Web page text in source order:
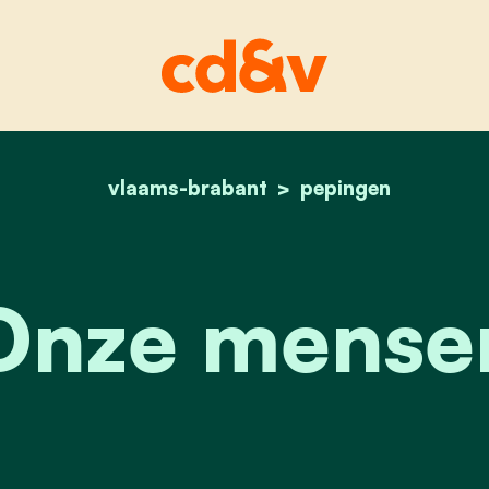
home
vlaams-brabant pepingen
onze mensen